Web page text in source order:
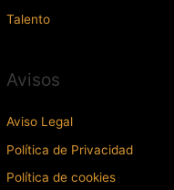
Talento
Avisos
Aviso Legal
Política de Privacidad
Política de cookies